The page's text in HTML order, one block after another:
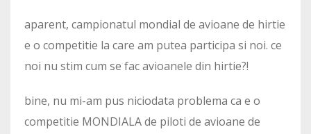
aparent, campionatul mondial de avioane de hirtie
e o competitie la care am putea participa si noi. ce
noi nu stim cum se fac avioanele din hirtie?!
bine, nu mi-am pus niciodata problema ca e o
competitie MONDIALA de piloti de avioane de